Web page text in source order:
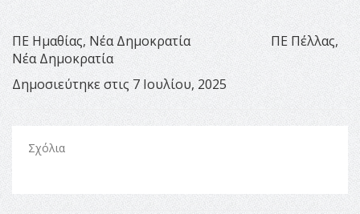
ΠΕ Ημαθίας, Νέα Δημοκρατία ΠΕ Πέλλας,
Νέα Δημοκρατία
Δημοσιεύτηκε στις 7 Ιουλίου, 2025
Σχόλια